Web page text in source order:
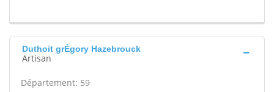
Duthoit grÉgory Hazebrouck
Artisan
Département: 59